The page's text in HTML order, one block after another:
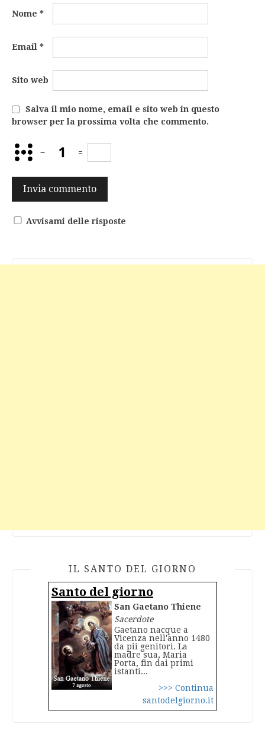
Nome *
Email *
Sito web
Salva il mio nome, email e sito web in questo
browser per la prossima volta che commento.
− =
Avvisami delle risposte
IL SANTO DEL GIORNO
Santo del giorno
San Gaetano Thiene
Sacerdote
Gaetano nacque a
Vicenza nell'anno 1480
da pii genitori. La
madre sua, Maria
Porta, fin dai primi
istanti...
>>> Continua
santodelgiorno.it